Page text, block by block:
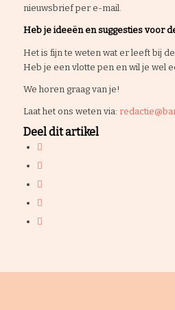
nieuwsbrief per e-mail.
Heb je ideeën en suggesties voor
Het is fijn te weten wat er leeft bij
Heb je een vlotte pen en wil je wel
We horen graag van je!
Laat het ons weten via:
Deel dit artikel